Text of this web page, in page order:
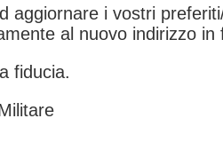
aggiornare i vostri
al nuovo indirizzo in
fiducia.